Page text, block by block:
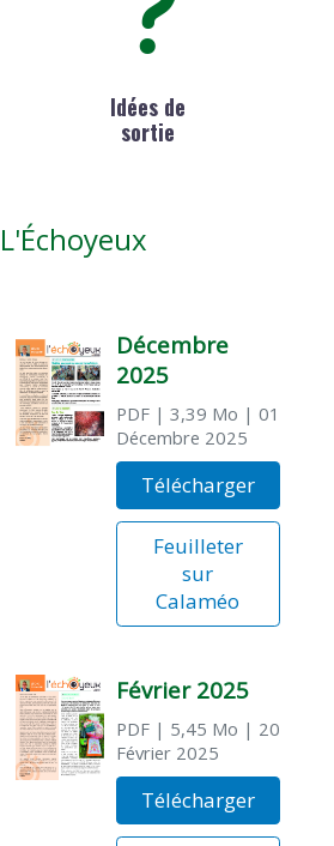
Idées de
sortie
L'Échoyeux
Décembre
2025
PDF| 3,39 Mo | 01
Décembre 2025
Télécharger
Feuilleter
sur
Calaméo
Février 2025
PDF| 5,45 Mo | 20
Février 2025
Télécharger